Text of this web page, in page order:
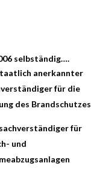
selbständig….
anerkannter
für die
des Brandschutzes
für
und